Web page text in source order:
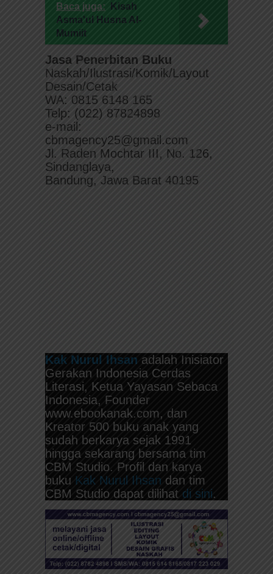
Baca juga:
Kisah
Asma'ul Husna Al-
Mumiit
Jasa Penerbitan Buku
Naskah/Ilustrasi/Komik/Layout
Desain/Cetak
WA: 0815 6148 165
Telp: (022) 87824898
e-mail:
cbmagency25@gmail.com
Jl. Raden Mochtar III, No. 126,
Sindanglaya,
Bandung, Jawa Barat 40195
Kak Nurul Ihsan adalah Inisiator
Gerakan Indonesia Cerdas
Literasi, Ketua Yayasan Sebaca
Indonesia, Founder
www.ebookanak.com, dan
Kreator 500 buku anak yang
sudah berkarya sejak 1991
hingga sekarang bersama tim
CBM Studio. Profil dan karya
buku Kak Nurul Ihsan dan tim
CBM Studio dapat dilihat di sini.